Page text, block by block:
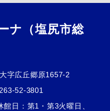
ナ（塩尻市総
字広丘郷原1657-2
52-3801
日：第1・第3火曜日、